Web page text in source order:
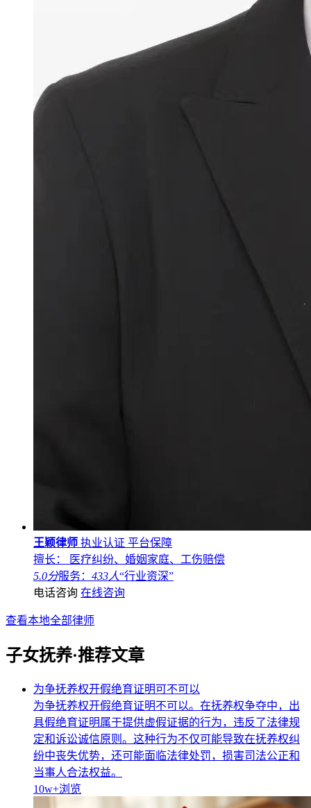
王颖律师 执业认证 平台保障
擅长： 医疗纠纷、婚姻家庭、工伤赔偿
5.0分服务： 433人“行业资深”
电话咨询 在线咨询
查看本地全部律师
子女抚养·推荐文章
为争抚养权开假绝育证明可不可以
为争抚养权开假绝育证明不可以。在抚养权争夺中，出
具假绝育证明属于提供虚假证据的行为，违反了法律规
定和诉讼诚信原则。这种行为不仅可能导致在抚养权纠
纷中丧失优势，还可能面临法律处罚，损害司法公正和
当事人合法权益。
10w+浏览